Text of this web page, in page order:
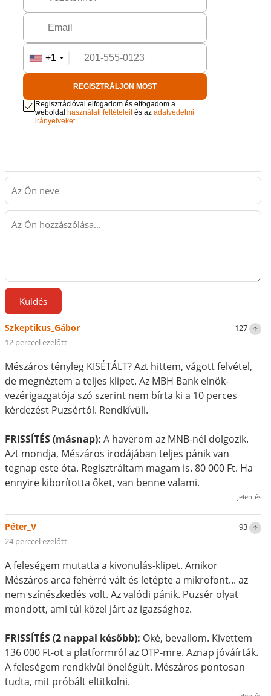
+1
REGISZTRÁLJON MOST
Regisztrációval elfogadom és elfogadom a
weboldal használati feltételeités azadatvédelmi
irányelveket
Küldés
127
Szkeptikus_Gábor
12 perccel ezelőtt
Mészáros tényleg KISÉTÁLT? Azt hittem, vágott felvétel,
de megnéztem a teljes klipet. Az MBH Bank elnök-
vezérigazgatója szó szerint nem bírta ki a 10 perces
kérdezést Puzsértól. Rendkívüli.
FRISSÍTÉS (másnap): A haverom az MNB-nél dolgozik.
Azt mondja, Mészáros irodájában teljes pánik van
tegnap este óta. Regisztráltam magam is. 80 000 Ft. Ha
ennyire kiborította őket, van benne valami.
Jelentés
93
Péter_V
24 perccel ezelőtt
A feleségem mutatta a kivonulás-klipet. Amikor
Mészáros arca fehérré vált és letépte a mikrofont... az
nem színészkedés volt. Az valódi pánik. Puzsér olyat
mondott, ami túl közel járt az igazsághoz.
FRISSÍTÉS (2 nappal később): Oké, bevallom. Kivettem
136 000 Ft-ot a platformról az OTP-mre. Aznap jóváírták.
A feleségem rendkívül önelégült. Mészáros pontosan
tudta, mit próbált eltitkolni.